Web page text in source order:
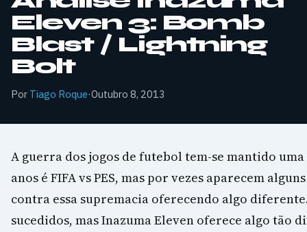
Eleven 3: Bomb
Blast / Lightning
Bolt
Por Tiago Roque·Outubro 8, 2013
A guerra dos jogos de futebol tem-se mantido
anos é FIFA vs PES, mas por vezes aparecem
contra essa supremacia oferecendo algo
sucedidos, mas Inazuma Eleven oferece algo tão